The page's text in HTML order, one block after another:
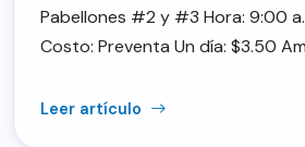
Pabellones #2 y #3 Hora: 9:00
Costo: Preventa Un día: $3.50
Leer artículo